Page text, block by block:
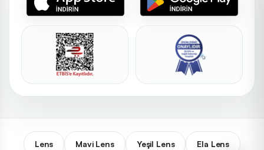
İncele Günlük
İncele Fırsatlar
Lens Mavi Lens Yeşil Lens Ela Lens